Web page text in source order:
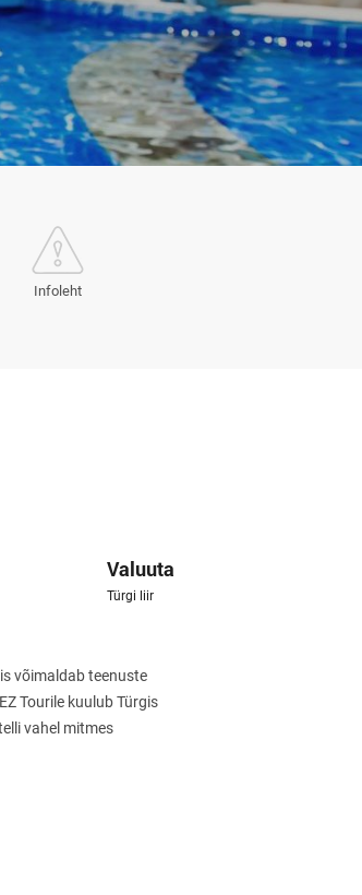
Infoleht
Valuuta
Türgi liir
võimaldab teenuste
Tourile kuulub Türgis
vahel mitmes